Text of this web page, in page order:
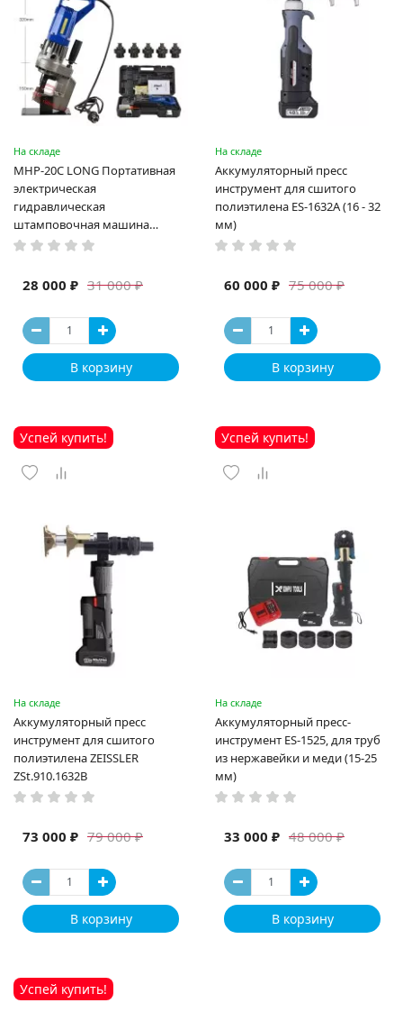
На складе
MHP-20C LONG Портативная
электрическая
гидравлическая
штамповочная машина
высокая мощность и мощный
машина
31 000 ₽
28 000 ₽
В корзину
На складе
Аккумуляторный пресс
инструмент для сшитого
полиэтилена ES-1632A (16 - 32
мм)
75 000 ₽
60 000 ₽
В корзину
Успей купить!
На складе
Аккумуляторный пресс
инструмент для сшитого
полиэтилена ZEISSLER
ZSt.910.1632B
79 000 ₽
73 000 ₽
В корзину
Успей купить!
На складе
Аккумуляторный пресс-
инструмент ES-1525, для труб
из нержавейки и меди (15-25
мм)
48 000 ₽
33 000 ₽
В корзину
Успей купить!